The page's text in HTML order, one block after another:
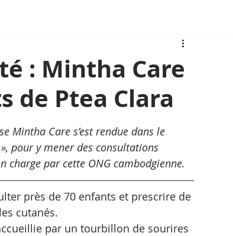
: Mintha Care
de Ptea Clara
Mintha Care s’est rendue dans le
pour y mener des consultations
par cette ONG cambodgienne.
près de 70 enfants et prescrire de
cutanés.
par un tourbillon de sourires